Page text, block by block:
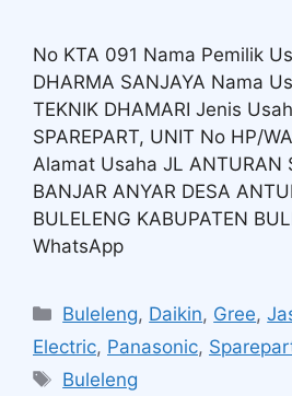
No KTA 091 Nama Pemilik
DHARMA SANJAYA Nama
TEKNIK DHAMARI Jenis
SPAREPART, UNIT No HP/
Alamat Usaha JL ANTURAN
BANJAR ANYAR DESA
BULELENG KABUPATEN
WhatsApp
Buleleng, Daikin, Gree,
Electric, Panasonic,
Buleleng